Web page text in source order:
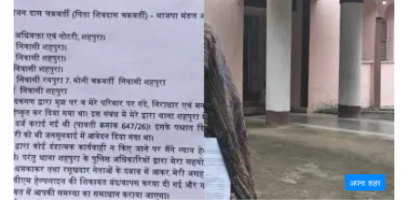
अपना शहर